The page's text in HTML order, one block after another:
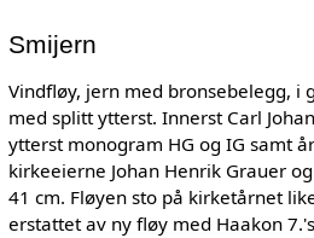
Smijern
Vindfløy, jern med bronsebelegg, i
med splitt ytterst. Innerst Carl
ytterst monogram HG og IG samt
kirkeeierne Johan Henrik Grauer
41 cm. Fløyen sto på kirketårnet
erstattet av ny fløy med Haakon